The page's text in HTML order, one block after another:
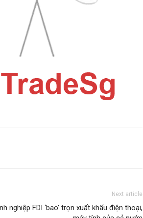
Next article
nghiệp FDI ‘bao’ trọn xuất khẩu điện thoại,